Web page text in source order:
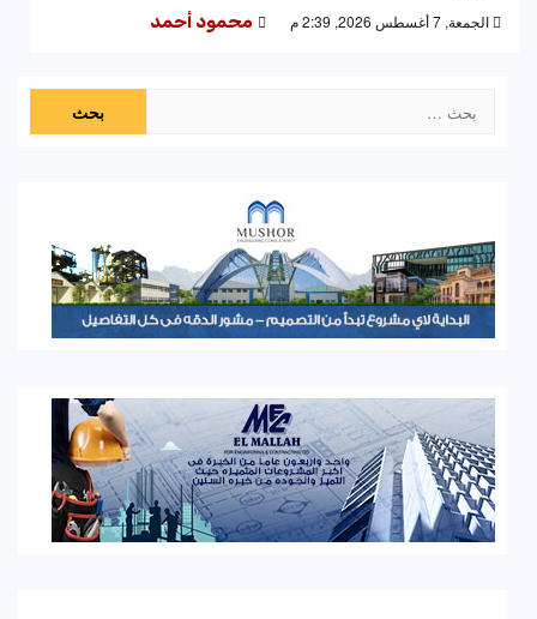
الجمعة, 7 أغسطس 2026, 2:39 م محمود أحمد
عن: